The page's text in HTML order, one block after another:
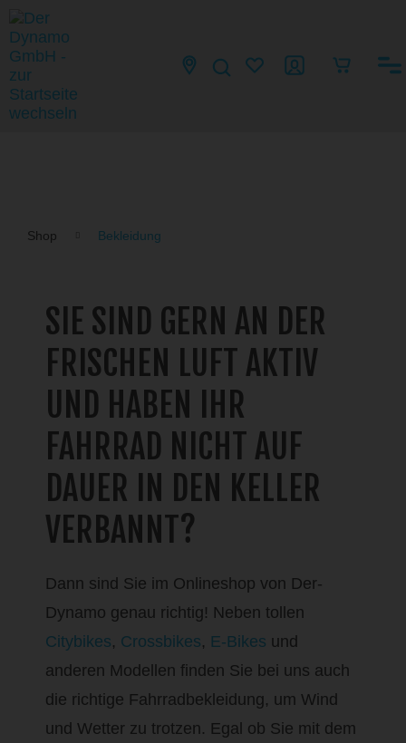
Shop Bekleidung
SIE SIND GERN AN DER
FRISCHEN LUFT AKTIV
UND HABEN IHR
FAHRRAD NICHT AUF
DAUER IN DEN KELLER
VERBANNT?
Dann sind Sie im Onlineshop von Der-
Dynamo genau richtig! Neben tollen
Citybikes, Crossbikes, E-Bikes und
anderen Modellen finden Sie bei uns auch
die richtige Fahrradbekleidung, um Wind
und Wetter zu trotzen. Egal ob Sie mit dem